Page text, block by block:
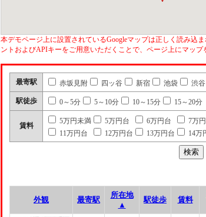
本デモページ上に設置されているGoogleマップは正しく読み込
ントおよびAPIキーをご用意いただくことで、ページ上にマップ
最寄駅 赤坂見附 四ッ谷 新宿 池袋 渋谷
駅徒歩 0～5分 5～10分 10～15分 15～20分
賃料
5万円未満 5万円台 6万円台 7万
11万円台
12万円台 13万円台 14万
外観 最寄駅
所在地
▲
駅徒歩 賃料